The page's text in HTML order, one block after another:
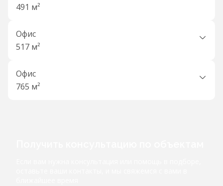
491 м²
Офис
517 м²
Офис
765 м²